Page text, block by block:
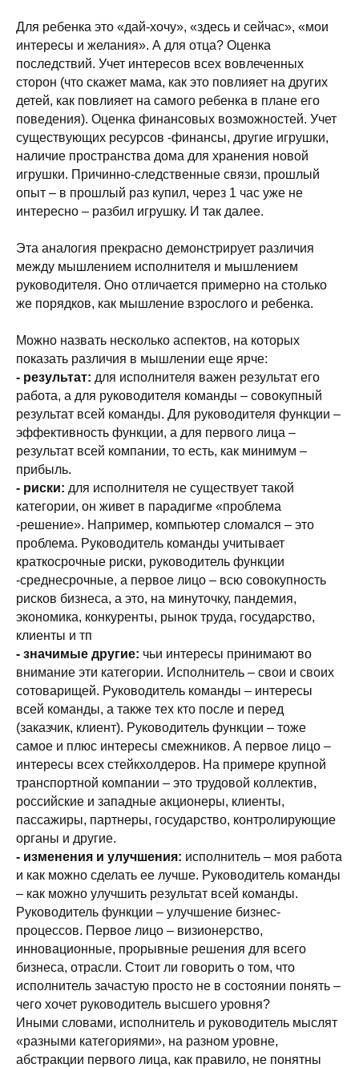
Для ребенка это «дай-хочу», «здесь и сейчас», «мои
интересы и желания». А для отца? Оценка
последствий. Учет интересов всех вовлеченных
сторон (что скажет мама, как это повлияет на других
детей, как повлияет на самого ребенка в плане его
поведения). Оценка финансовых возможностей. Учет
существующих ресурсов -финансы, другие игрушки,
наличие пространства дома для хранения новой
игрушки. Причинно-следственные связи, прошлый
опыт – в прошлый раз купил, через 1 час уже не
интересно – разбил игрушку. И так далее.
Эта аналогия прекрасно демонстрирует различия
между мышлением исполнителя и мышлением
руководителя. Оно отличается примерно на столько
же порядков, как мышление взрослого и ребенка.
Можно назвать несколько аспектов, на которых
показать различия в мышлении еще ярче:
- результат: для исполнителя важен результат его
работа, а для руководителя команды – совокупный
результат всей команды. Для руководителя функции –
эффективность функции, а для первого лица –
результат всей компании, то есть, как минимум –
прибыль.
- риски: для исполнителя не существует такой
категории, он живет в парадигме «проблема
-решение». Например, компьютер сломался – это
проблема. Руководитель команды учитывает
краткосрочные риски, руководитель функции
-среднесрочные, а первое лицо – всю совокупность
рисков бизнеса, а это, на минуточку, пандемия,
экономика, конкуренты, рынок труда, государство,
клиенты и тп
- значимые другие: чьи интересы принимают во
внимание эти категории. Исполнитель – свои и своих
сотоварищей. Руководитель команды – интересы
всей команды, а также тех кто после и перед
(заказчик, клиент). Руководитель функции – тоже
самое и плюс интересы смежников. А первое лицо –
интересы всех стейкхолдеров. На примере крупной
транспортной компании – это трудовой коллектив,
российские и западные акционеры, клиенты,
пассажиры, партнеры, государство, контролирующие
органы и другие.
- изменения и улучшения: исполнитель – моя работа
и как можно сделать ее лучше. Руководитель команды
– как можно улучшить результат всей команды.
Руководитель функции – улучшение бизнес-
процессов. Первое лицо – визионерство,
инновационные, прорывные решения для всего
бизнеса, отрасли. Стоит ли говорить о том, что
исполнитель зачастую просто не в состоянии понять –
чего хочет руководитель высшего уровня?
Иными словами, исполнитель и руководитель мыслят
«разными категориями», на разном уровне,
абстракции первого лица, как правило, не понятны